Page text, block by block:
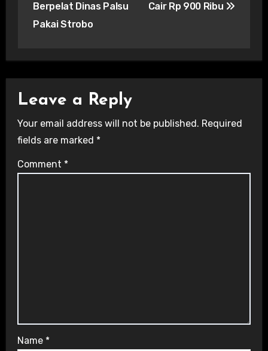
Berpelat Dinas Palsu
Pakai Strobo
Cair Rp 900 Ribu
Leave a Reply
Your email address will not be published. Required
fields are marked *
Comment *
Name *